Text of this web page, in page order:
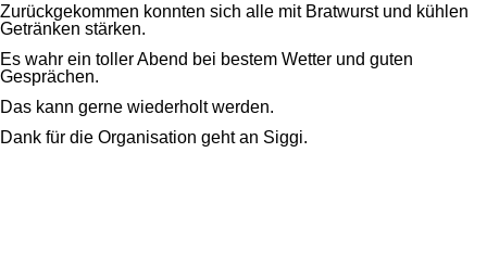
Zurückgekommen konnten sich alle mit Bratwurst und kühlen
Getränken stärken.
Es wahr ein toller Abend bei bestem Wetter und guten
Gesprächen.
Das kann gerne wiederholt werden.
Dank für die Organisation geht an Siggi.